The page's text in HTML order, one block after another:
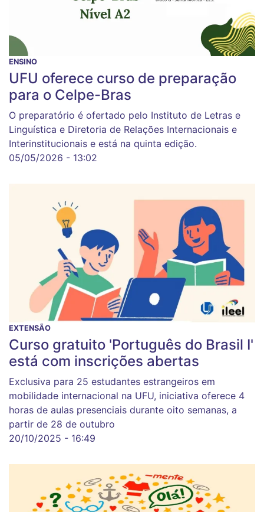
ENSINO
UFU oferece curso de preparação
para o Celpe-Bras
O preparatório é ofertado pelo Instituto de Letras e
Linguística e Diretoria de Relações Internacionais e
Interinstitucionais e está na quinta edição.
05/05/2026 - 13:02
EXTENSÃO
Curso gratuito 'Português do Brasil I'
está com inscrições abertas
Exclusiva para 25 estudantes estrangeiros em
mobilidade internacional na UFU, iniciativa oferece 4
horas de aulas presenciais durante oito semanas, a
partir de 28 de outubro
20/10/2025 - 16:49